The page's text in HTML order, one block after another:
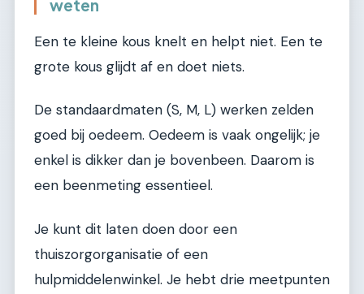
weten
Een te kleine kous knelt en helpt niet. Een te
grote kous glijdt af en doet niets.
De standaardmaten (S, M, L) werken zelden
goed bij oedeem. Oedeem is vaak ongelijk; je
enkel is dikker dan je bovenbeen. Daarom is
een beenmeting essentieel.
Je kunt dit laten doen door een
thuiszorgorganisatie of een
hulpmiddelenwinkel. Je hebt drie meetpunten